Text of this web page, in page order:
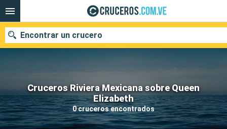
Cruceros Riviera Mexicana sobre Queen
Elizabeth
0 cruceros encontrados
Encontrar un crucero
Nuestros destinos
Fecha de salida